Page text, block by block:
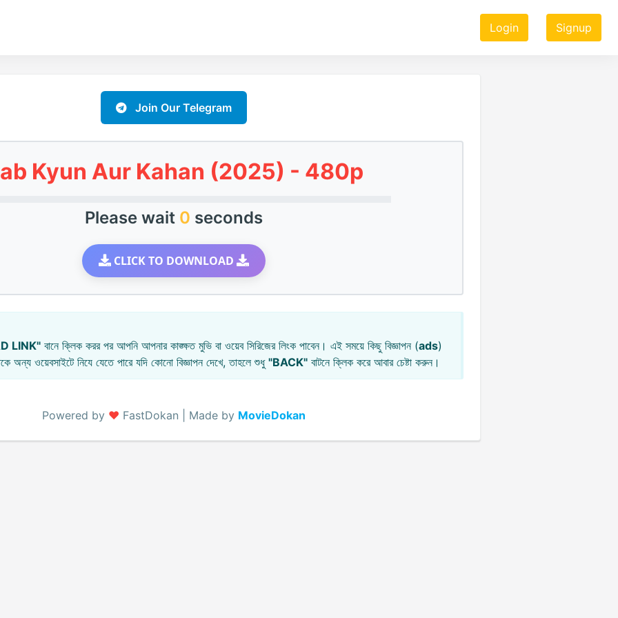
Login Signup
Join Our Telegram
Kyun Aur Kahan (2025) - 480p
Please wait 0 seconds
CLICK TO DOWNLOAD
LINK" বানে ক্লিক করর পর আপনি আপনার কাঙ্ক্ষত মুভি বা ওয়েব সিরিজের লিংক পাবেন। এই সময়ে কিছু বিজ্ঞাপন (ads)
অন্য ওয়েবসাইটে নিযে যেতে পারে যদি কোনো বিজ্ঞাপন দেখে, তাহলে শুধু "BACK" বাটনে ক্লিক করে আবার চেষ্টা করুন।
Powered by ♥️ FastDokan | Made by MovieDokan